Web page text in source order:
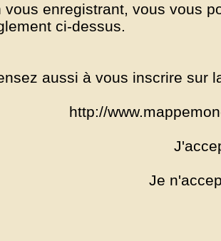
vous enregistrant, vous vous
ci-dessus.
aussi à vous inscrire sur
http://
Je